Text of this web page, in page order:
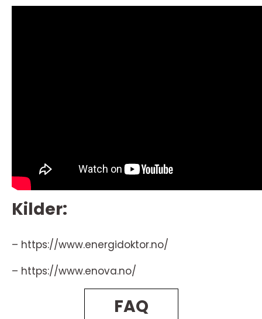
Kilder:
– https://www.energidoktor.no/
– https://www.enova.no/
FAQ